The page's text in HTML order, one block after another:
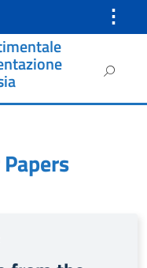
⋮
Instagram
per: